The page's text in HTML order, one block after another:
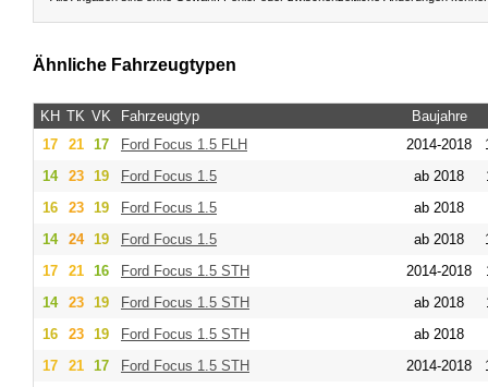
Ähnliche Fahrzeugtypen
KH TK VK Fahrzeugtyp Baujahre
17
21 17 Ford Focus 1.5 FLH 2014-2018
14
23 19 Ford Focus 1.5 ab 2018
16
23 19 Ford Focus 1.5
ab 2018
14
24 19 Ford Focus 1.5 ab 2018
17
21 16 Ford Focus 1.5 STH 2014-2018
14
23 19 Ford Focus 1.5 STH ab 2018
16
23 19 Ford Focus 1.5 STH
ab 2018
17
21 17 Ford Focus 1.5 STH 2014-2018